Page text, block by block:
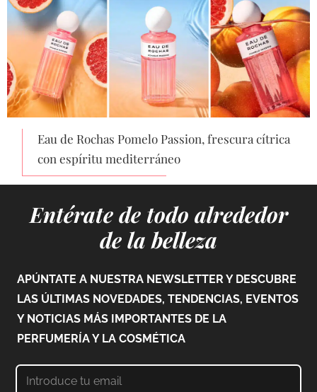
Eau de Rochas Pomelo Passion, frescura cítrica
con espíritu mediterráneo
Entérate de todo alrededor
de la belleza
APÚNTATE A NUESTRA NEWSLETTER Y DESCUBRE
LAS ÚLTIMAS NOVEDADES, TENDENCIAS, EVENTOS
Y NOTICIAS MÁS IMPORTANTES DE LA
PERFUMERÍA Y LA COSMÉTICA